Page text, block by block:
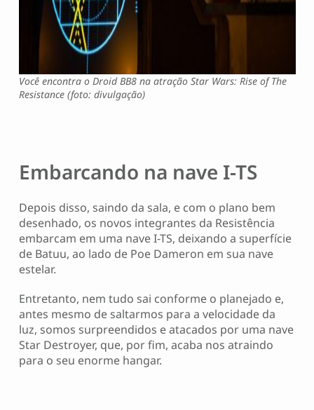
Você encontra o Droid BB8 na atração Star Wars: Rise of The
Resistance (foto: divulgação)
Embarcando na nave I-TS
Depois disso, saindo da sala, e com o plano bem
desenhado, os novos integrantes da Resistência
embarcam em uma nave I-TS, deixando a superfície
de Batuu, ao lado de Poe Dameron em sua nave
estelar.
Entretanto, nem tudo sai conforme o planejado e,
antes mesmo de saltarmos para a velocidade da
luz, somos surpreendidos e atacados por uma nave
Star Destroyer, que, por fim, acaba nos atraindo
para o seu enorme hangar.